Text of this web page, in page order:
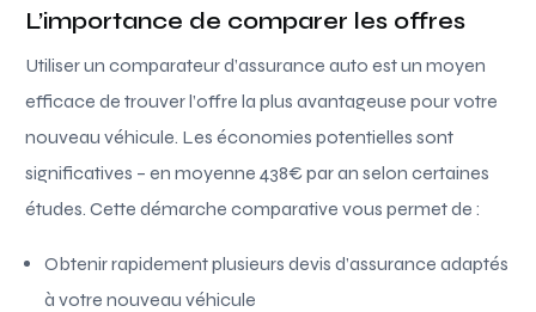
L’importance de comparer les offres
Utiliser un comparateur d’assurance auto est un moyen
efficace de trouver l’offre la plus avantageuse pour votre
nouveau véhicule. Les économies potentielles sont
significatives – en moyenne 438€ par an selon certaines
études. Cette démarche comparative vous permet de :
Obtenir rapidement plusieurs devis d’assurance adaptés
à votre nouveau véhicule